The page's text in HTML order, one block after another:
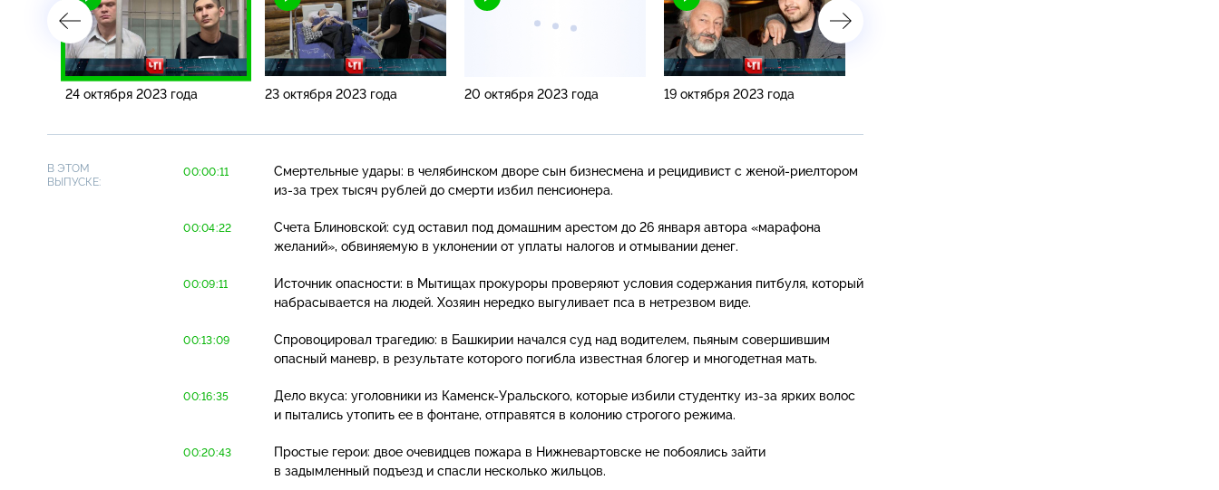
24 октября 2023 года 23 октября 2023 года 20 октября 2023 года 19 октября 2023 года
В ЭТОМ
ВЫПУСКЕ:
00:00:11 Смертельные удары: в челябинском дворе сын бизнесмена и рецидивист с женой-риелтором
из-за трех тысяч рублей до смерти избил пенсионера.
00:04:22
Счета Блиновской: суд оставил под домашним арестом до 26 января автора «марафона
желаний», обвиняемую в уклонении от уплаты налогов и отмывании денег.
00:09:11
Источник опасности: в Мытищах прокуроры проверяют условия содержания питбуля, который
набрасывается на людей. Хозяин нередко выгуливает пса в нетрезвом виде.
00:13:09
Спровоцировал трагедию: в Башкирии начался суд над водителем, пьяным совершившим
опасный маневр, в результате которого погибла известная блогер и многодетная мать.
00:16:35 Дело вкуса: уголовники из Каменск-Уральского, которые избили студентку из-за ярких волос
и пытались утопить ее в фонтане, отправятся в колонию строгого режима.
00:20:43
Простые герои: двое очевидцев пожара в Нижневартовске не побоялись зайти
в задымленный подъезд и спасли несколько жильцов.